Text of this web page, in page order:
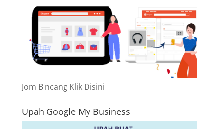
Jom Bincang Klik Disini
Upah Google My Business